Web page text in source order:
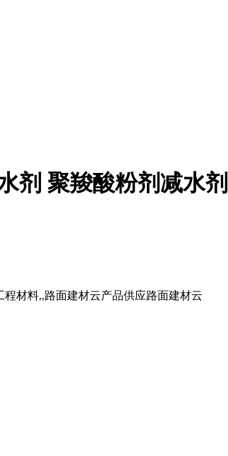
剂 聚羧酸粉剂减水剂
材料,,路面建材云产品供应路面建材云